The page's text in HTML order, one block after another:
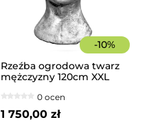
-10%
Rzeźba ogrodowa twarz
mężczyzny 120cm XXL
imponująca dekoracja
ogrodowa
0 ocen
1 750,00 zł